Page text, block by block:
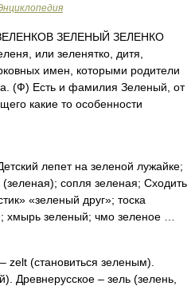
ЗЕЛЕНЫЙ ЗЕЛЕНКО
или зеленятко, дитя,
имен, которыми родители
(Ф) Есть и фамилия Зеленый, от
какие то особенности
лепет на зеленой лужайке;
сопля зеленая; Сходить
«зеленый друг»; тоска
хмырь зеленый; чмо зеленое …
(становиться зеленым).
Древнерусское – зель (зелень,